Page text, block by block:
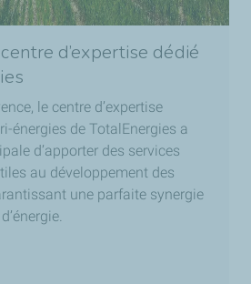
d’expertise dédié
le centre d’expertise
énergies de TotalEnergies a
d’apporter des services
au développement des
une parfaite synergie